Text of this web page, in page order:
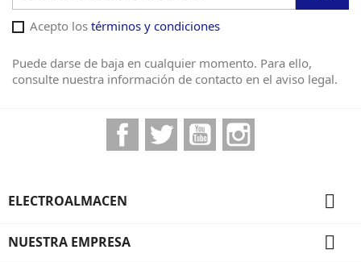
Acepto los términos y condiciones
Puede darse de baja en cualquier momento. Para ello,
consulte nuestra información de contacto en el aviso legal.
FacebookTwitter YouTube
ELECTROALMACEN 
NUESTRA EMPRESA 